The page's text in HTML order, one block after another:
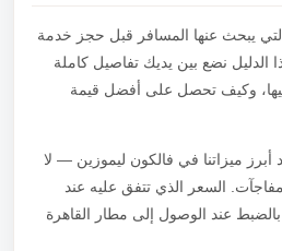
يبحث عنها المسافر قبل حجز خدمة
نضع بين يديك تفاصيل كاملة
وكيف تحصل على أفضل قيمة
ميزاتنا في فالكون ليموزين — لا
السعر الذي تتفق عليه عند
عند الوصول إلى مطار القاهرة